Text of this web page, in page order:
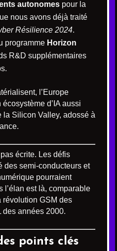
autonomes pour la
nous avons déjà traité
Résilience 2024.
programme Horizon
R&D supplémentaires
l’Europe
d’IA aussi
Silicon Valley, adossé à
pas écrite. Les défis
des semi-conducteurs et
pourraient
l’élan est là, comparable
GSM des
des années 2000.
points clés